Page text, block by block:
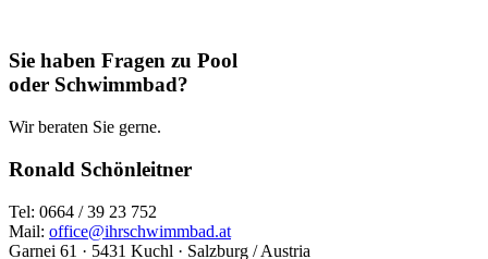
Sie haben Fragen zu Pool
oder Schwimmbad?
Wir beraten Sie gerne.
Ronald Schönleitner
Tel: 0664 / 39 23 752
Mail: office@ihrschwimmbad.at
Garnei 61 · 5431 Kuchl · Salzburg / Austria